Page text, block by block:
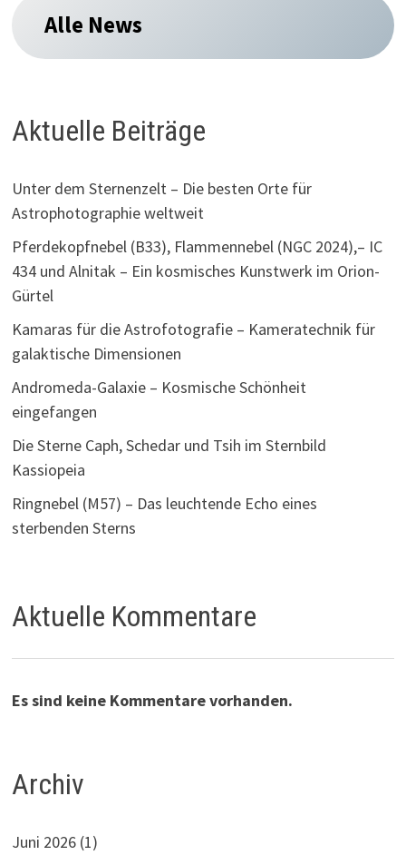
Alle News
Aktuelle Beiträge
Unter dem Sternenzelt – Die besten Orte für
Astrophotographie weltweit
Pferdekopfnebel (B33), Flammennebel (NGC 2024),– IC
434 und Alnitak – Ein kosmisches Kunstwerk im Orion-
Gürtel
Kamaras für die Astrofotografie – Kameratechnik für
galaktische Dimensionen
Andromeda-Galaxie – Kosmische Schönheit
eingefangen
Die Sterne Caph, Schedar und Tsih im Sternbild
Kassiopeia
Ringnebel (M57) – Das leuchtende Echo eines
sterbenden Sterns
Aktuelle Kommentare
Es sind keine Kommentare vorhanden.
Archiv
Juni 2026 (1)